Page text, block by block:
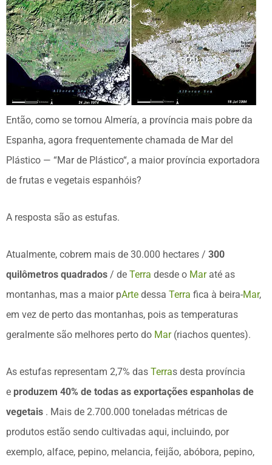
Então, como se tornou Almería, a província mais pobre da
Espanha, agora frequentemente chamada de Mar del
Plástico — “Mar de Plástico“, a maior província exportadora
de frutas e vegetais espanhóis?
A resposta são as estufas.
Atualmente, cobrem mais de 30.000 hectares / 300
quilômetros quadrados / de Terra desde o Maraté as
montanhas, mas a maior pArte dessa Terra fica à beira-Mar,
em vez de perto das montanhas, pois as temperaturas
geralmente são melhores perto do Mar(riachos quentes).
As estufas representam 2,7% das Terras desta província
e produzem 40% de todas as exportações espanholas de
vegetais . Mais de 2.700.000 toneladas métricas de
produtos estão sendo cultivadas aqui, incluindo, por
exemplo, alface, pepino, melancia, feijão, abóbora, pepino,